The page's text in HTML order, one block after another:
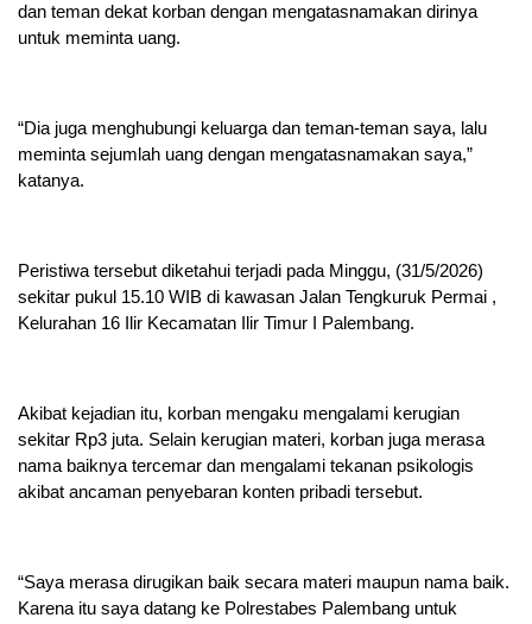
dan teman dekat korban dengan mengatasnamakan dirinya
untuk meminta uang.
“Dia juga menghubungi keluarga dan teman-teman saya, lalu
meminta sejumlah uang dengan mengatasnamakan saya,”
katanya.
Peristiwa tersebut diketahui terjadi pada Minggu, (31/5/2026)
sekitar pukul 15.10 WIB di kawasan Jalan Tengkuruk Permai ,
Kelurahan 16 Ilir Kecamatan Ilir Timur I Palembang.
Akibat kejadian itu, korban mengaku mengalami kerugian
sekitar Rp3 juta. Selain kerugian materi, korban juga merasa
nama baiknya tercemar dan mengalami tekanan psikologis
akibat ancaman penyebaran konten pribadi tersebut.
“Saya merasa dirugikan baik secara materi maupun nama baik.
Karena itu saya datang ke Polrestabes Palembang untuk